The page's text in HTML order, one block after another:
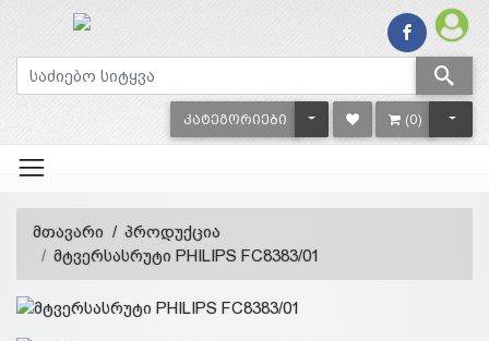
ᲙᲐᲢᲔᲒᲝᲠᲘᲔᲑᲘ TOGGLE DROPDOWN
(0)
მთავარი
პროდუქცია
მტვერსასრუტი PHILIPS FC8383/01